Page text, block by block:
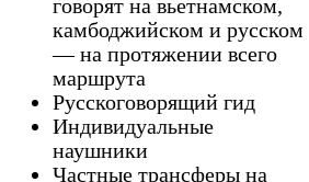
говорят на вьетнамском,
камбоджийском и русском
— на протяжении всего
маршрута
Русскоговорящий гид
Индивидуальные
наушники
Частные трансферы на